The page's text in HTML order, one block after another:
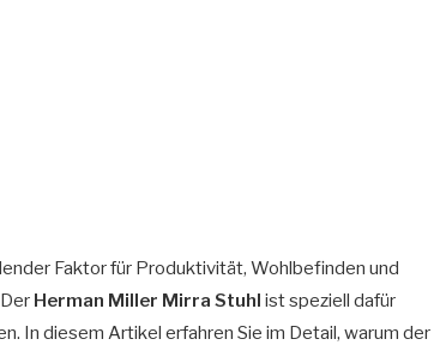
Faktor für Produktivität, Wohlbefinden und
Herman Miller Mirra Stuhl ist speziell dafür
In diesem Artikel erfahren Sie im Detail, warum der